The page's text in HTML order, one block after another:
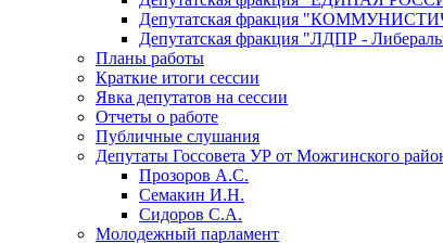
Депутатская фракция
Депутатская фракция "ЛДПР -
Планы работы
Краткие итоги сессии
Явка депутатов на сессии
Отчеты о работе
Публичные слушания
Депутаты Госсовета УР от Можгинского
Прозоров А.С.
Семакин И.Н.
Сидоров С.А.
Молодежный парламент